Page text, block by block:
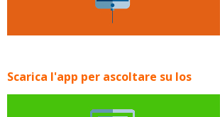
Scarica l'app per ascoltare su Ios